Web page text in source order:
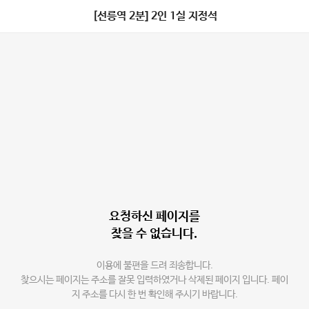
[선릉역 2분] 2인 1실 지정석
요청하신 페이지를
찾을 수 없습니다.
이용에 불편을 드려 죄송합니다.
찾으시는 페이지는 주소를 잘못 입력하였거나 삭제된 페이지 입니다. 페이
지 주소를 다시 한 번 확인해 주시기 바랍니다.